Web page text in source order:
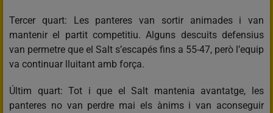
Tercer quart: Les panteres van sortir animades i van
mantenir el partit competitiu. Alguns descuits defensius
van permetre que el Salt s’escapés fins a 55-47, però l’equip
va continuar lluitant amb força.
Últim quart: Tot i que el Salt mantenia avantatge, les
panteres no van perdre mai els ànims i van aconseguir